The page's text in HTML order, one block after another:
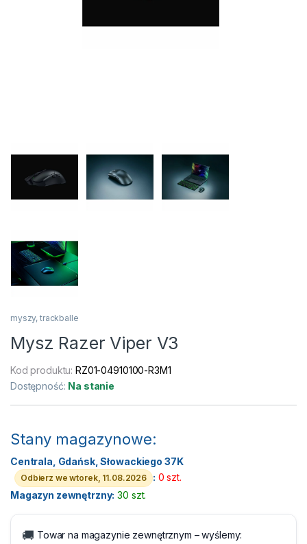
myszy, trackballe
Mysz Razer Viper V3
Kod produktu:RZ01-04910100-R3M1
Dostępność: Na stanie
Stany magazynowe:
Centrala, Gdańsk, Słowackiego 37K
Odbierz we wtorek, 11.08.2026 : 0 szt.
Magazyn zewnętrzny: 30 szt.
🚚 Towar na magazynie zewnętrznym – wyślemy: